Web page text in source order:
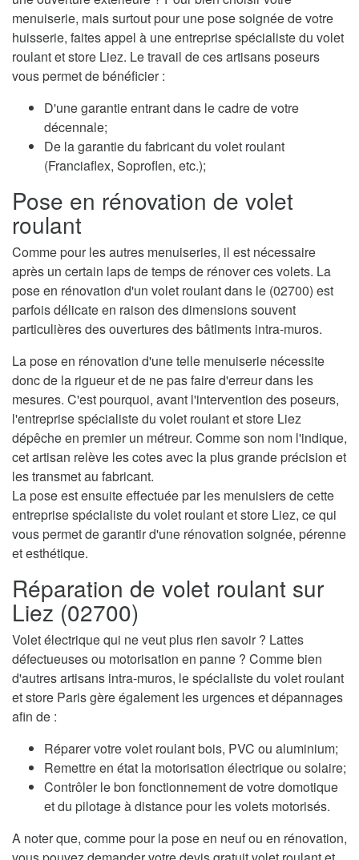
menuiserie, mais surtout pour une pose soignée de votre
huisserie, faites appel à une entreprise spécialiste du volet
roulant et store Liez. Le travail de ces artisans poseurs
vous permet de bénéficier :
D'une garantie entrant dans le cadre de votre
décennale;
De la garantie du fabricant du volet roulant
(Franciaflex, Soproflen, etc.);
Pose en rénovation de volet
roulant
Comme pour les autres menuiseries, il est nécessaire
après un certain laps de temps de rénover ces volets. La
pose en rénovation d'un volet roulant dans le (02700) est
parfois délicate en raison des dimensions souvent
particulières des ouvertures des bâtiments intra-muros.
La pose en rénovation d'une telle menuiserie nécessite
donc de la rigueur et de ne pas faire d'erreur dans les
mesures. C'est pourquoi, avant l'intervention des poseurs,
l'entreprise spécialiste du volet roulant et store Liez
dépêche en premier un métreur. Comme son nom l'indique,
cet artisan relève les cotes avec la plus grande précision et
les transmet au fabricant.
La pose est ensuite effectuée par les menuisiers de cette
entreprise spécialiste du volet roulant et store Liez, ce qui
vous permet de garantir d'une rénovation soignée, pérenne
et esthétique.
Réparation de volet roulant sur
Liez (02700)
Volet électrique qui ne veut plus rien savoir ? Lattes
défectueuses ou motorisation en panne ? Comme bien
d'autres artisans intra-muros, le spécialiste du volet roulant
et store Paris gère également les urgences et dépannages
afin de :
Réparer votre volet roulant bois, PVC ou aluminium;
Remettre en état la motorisation électrique ou solaire;
Contrôler le bon fonctionnement de votre domotique
et du pilotage à distance pour les volets motorisés.
A noter que, comme pour la pose en neuf ou en rénovation,